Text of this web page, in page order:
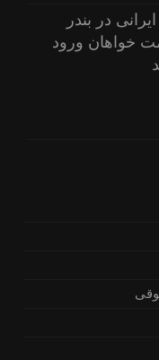
در بندر
خواهان ورود